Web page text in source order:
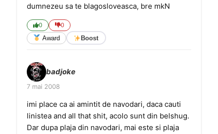
dumnezeu sa te blagosloveasca, bre mkN
0 0
Award Boost
badjoke
7 mai 2008
imi place ca ai amintit de navodari, daca cauti
linistea and all that shit, acolo sunt din belshug.
Dar dupa plaja din navodari, mai este si plaja